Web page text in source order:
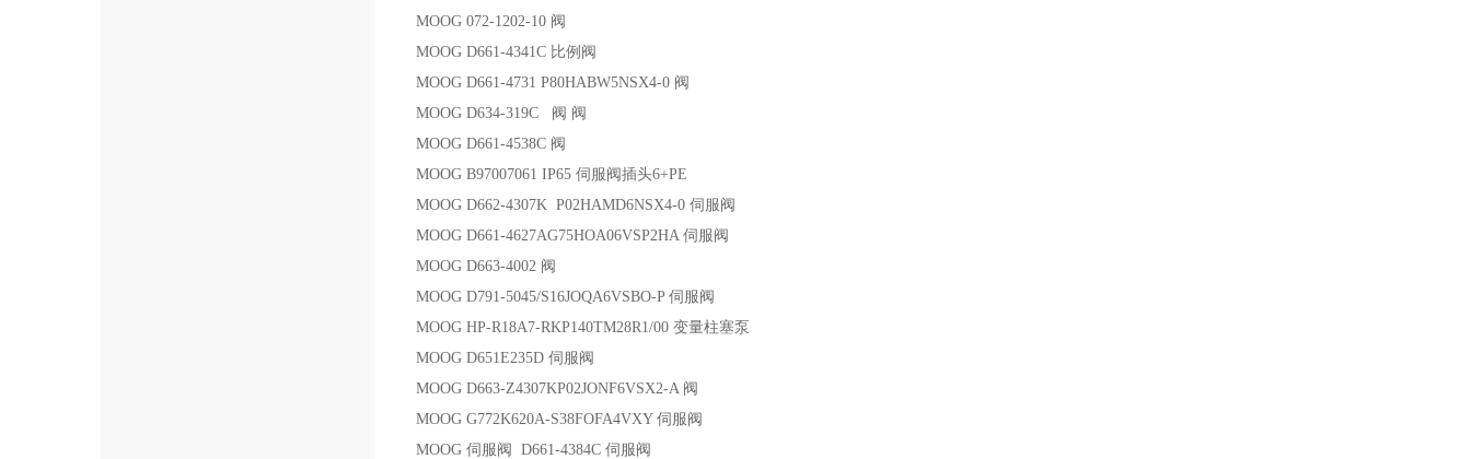
MOOG 072-1202-10 阀
MOOG D661-4341C 比例阀
MOOG D661-4731 P80HABW5NSX4-0 阀
MOOG D634-319C 阀 阀
MOOG D661-4538C 阀
MOOG B97007061 IP65 伺服阀插头6+PE
MOOG D662-4307K P02HAMD6NSX4-0 伺服阀
MOOG D661-4627AG75HOA06VSP2HA 伺服阀
MOOG D663-4002 阀
MOOG D791-5045/S16JOQA6VSBO-P 伺服阀
MOOG HP-R18A7-RKP140TM28R1/00 变量柱塞泵
MOOG D651E235D 伺服阀
MOOG D663-Z4307KP02JONF6VSX2-A 阀
MOOG G772K620A-S38FOFA4VXY 伺服阀
MOOG 伺服阀 D661-4384C 伺服阀